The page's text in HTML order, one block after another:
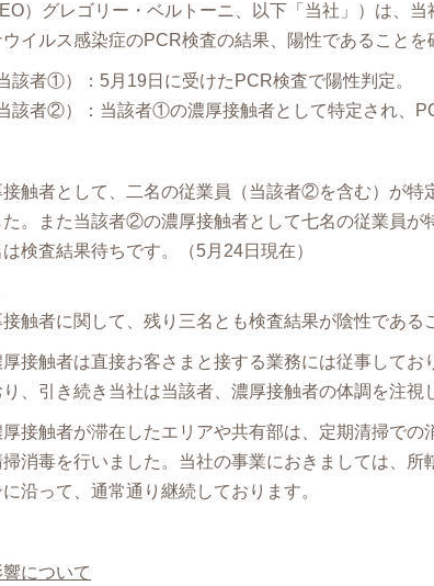
）グレゴリー・ベルトーニ、以下「当社」）は、当
イルス感染症のPCR検査の結果、陽性であることを
該者①）：5月19日に受けたPCR検査で陽性判定。
該者②）：当該者①の濃厚接触者として特定され、
触者として、二名の従業員（当該者②を含む）が特
。また当該者②の濃厚接触者として七名の従業員が
検査結果待ちです。（5月24日現在）
触者に関して、残り三名とも検査結果が陰性である
接触者は直接お客さまと接する業務には従事してお
、引き続き当社は当該者、濃厚接触者の体調を注視
接触者が滞在したエリアや共有部は、定期清掃での
消毒を行いました。当社の事業におきましては、
沿って、通常通り継続しております。
について